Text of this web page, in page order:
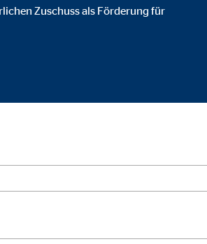
Zuschuss als Förderung für